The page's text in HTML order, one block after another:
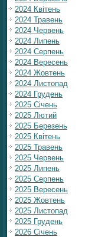
2024 Квітень
2024 Травень
2024 Червень
2024 Липень
2024 Серпень
2024 Вересень
2024 Жовтень
2024 Листопад
2024 Грудень
2025 Січень
2025 Лютий
2025 Березень
2025 Квітень
2025 Травень
2025 Червень
2025 Липень
2025 Серпень
2025 Вересень
2025 Жовтень
2025 Листопад
2025 Грудень
2026 Січень